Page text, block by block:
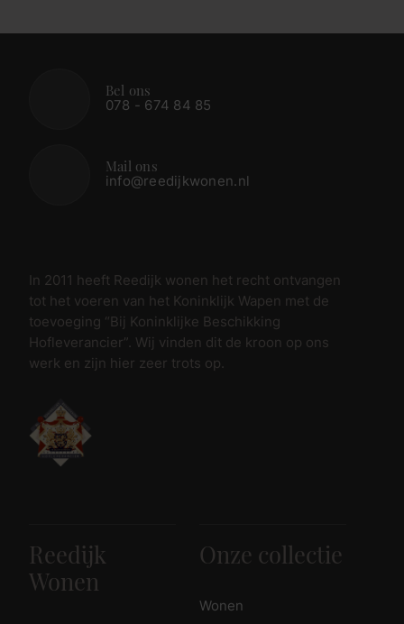
Bel ons
078 - 674 84 85
Mail ons
info@reedijkwonen.nl
In 2011 heeft Reedijk wonen het recht ontvangen
tot het voeren van het Koninklijk Wapen met de
toevoeging “Bij Koninklijke Beschikking
Hofleverancier”. Wij vinden dit de kroon op ons
werk en zijn hier zeer trots op.
Reedijk
Wonen
Onze collectie
Wonen